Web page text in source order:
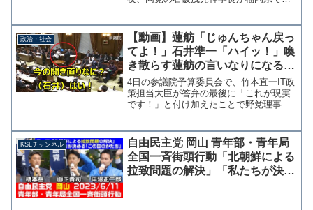
「国会議員会食自粛令」が出た夜に「博
多9人ふぐ宴会」写真...
政治・社会
【動画】蓮舫「じゅんちゃん戻っ
てよ！」石井準一「ハイッ！」喚
き散らす蓮舫の言いなりになる与
党筆頭理事の醜態
4日の参議院予算委員会で、竹本直一IT政
策担当大臣が答弁の最後に「これが現実
です！」と付け加えたことで野党理事ら
ィアでも報じられているが、この委員会
中に野党筆頭理事の蓮...
KSLチャンネル
自由民主党 岡山 青年部・青年局
全国一斉街頭行動「北朝鮮による
拉致問題の解決」「私たちが決め